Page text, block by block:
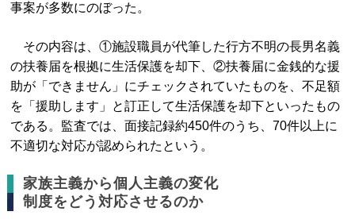
事案が多数にのぼった。
その内容は、①施設職員が代筆した行方不明の長男名義
の扶養届を根拠に生活保護を却下、②扶養届に金銭的な援
助が「できません」にチェックされていたものを、不足額
を「援助します」と訂正して生活保護を却下といったもの
である。監査では、面接記録約450件のうち、70件以上に
不適切な対応が認められたという。
家族主義から個人主義の変化
制度をどう対応させるのか